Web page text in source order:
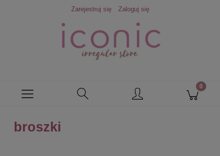
Zarejestruj się Zaloguj się
broszki